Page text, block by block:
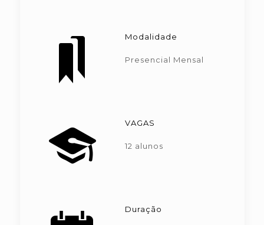
Modalidade
Presencial Mensal
VAGAS
12 alunos
Duração